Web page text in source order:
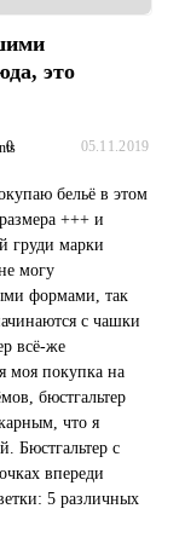
это
0 05.11.2019
бельё в этом
+++ и
груди марки
могу
формами, так
с чашки
всё-же
моя покупка на
бюстгальтер
что я
Бюстгальтер с
впереди
5 различных